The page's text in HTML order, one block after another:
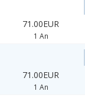
71.00EUR
1 An
71.00EUR
1 An